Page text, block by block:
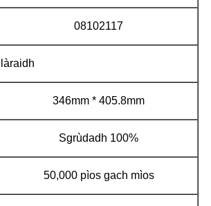
08102117
làraidh
346mm * 405.8mm
Sgrùdadh 100%
50,000 pìos gach mìos